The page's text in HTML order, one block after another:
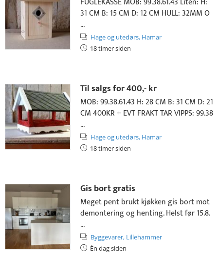
31 CM B: 15 CM D: 12 CM HULL: 32MM O
...
Hage og utedørs, Hamar
18 timer siden
Til salgs for400,- kr
MOB: 99.38.61.43 H: 28 CM B: 31 CM D: 21
CM 400KR + EVT FRAKT TAR VIPPS: 99.38
...
Hage og utedørs, Hamar
18 timer siden
Gis bort gratis
Meget pent brukt kjøkken gis bort mot
demontering og henting. Helst før 15.8.
...
Byggevarer, Lillehammer
Én dag siden